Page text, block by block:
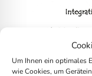
Um Ihnen ein optimales
wie Cookies, um